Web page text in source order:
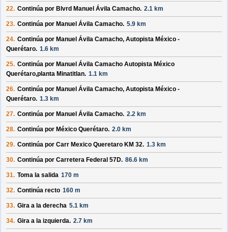
22. Continúa por Blvrd Manuel Ávila Camacho. 2.1 km
23. Continúa por Manuel Ávila Camacho. 5.9 km
24. Continúa por Manuel Ávila Camacho, Autopista México -
Querétaro. 1.6 km
25. Continúa por Manuel Ávila Camacho Autopista México
Querétaro,planta Minatitlan. 1.1 km
26. Continúa por Manuel Ávila Camacho, Autopista México -
Querétaro. 1.3 km
27. Continúa por Manuel Ávila Camacho. 2.2 km
28. Continúa por México Querétaro. 2.0 km
29. Continúa por Carr Mexico Queretaro KM 32. 1.3 km
30. Continúa por Carretera Federal 57D. 86.6 km
31. Toma la salida 170 m
32. Continúa recto 160 m
33. Gira a la derecha 5.1 km
34. Gira a la izquierda. 2.7 km